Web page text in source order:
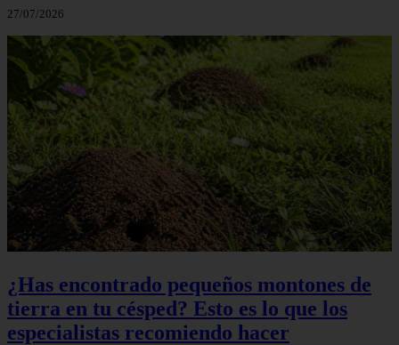
27/07/2026
¿Has encontrado pequeños montones de
tierra en tu césped? Esto es lo que los
especialistas recomiendo hacer